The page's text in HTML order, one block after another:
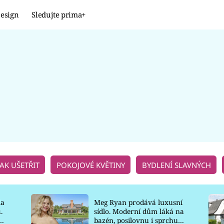
Sledujte prima+
UŠETŘIT POKOJOVÉ KVĚTINY BYDLENÍ SLAVNÝCH
Meg Ryan prodává luxusní
sídlo. Moderní dům láká na
bazén, posilovnu i sprchu